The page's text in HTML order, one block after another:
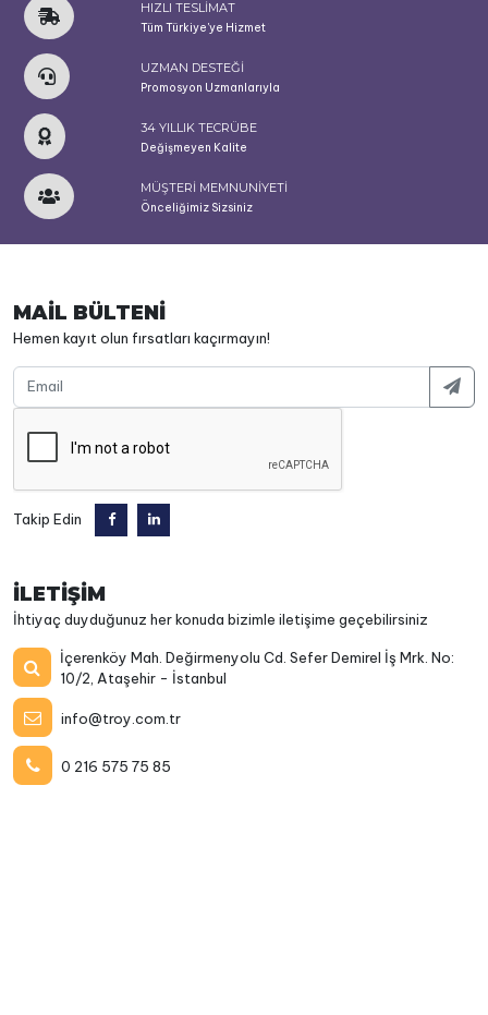
HIZLI TESLİMAT
Tüm Türkiye'ye Hizmet
UZMAN DESTEĞİ
Promosyon Uzmanlarıyla
34 YILLIK TECRÜBE
Değişmeyen Kalite
MÜŞTERİ MEMNUNİYETİ
Önceliğimiz Sizsiniz
MAİL BÜLTENİ
Hemen kayıt olun fırsatları kaçırmayın!
Takip Edin
İLETİŞİM
İhtiyaç duyduğunuz her konuda bizimle iletişime geçebilirsiniz
İçerenköy Mah. Değirmenyolu Cd. Sefer Demirel İş Mrk. No:
10/2, Ataşehir - İstanbul
info@troy.com.tr
0 216 575 75 85